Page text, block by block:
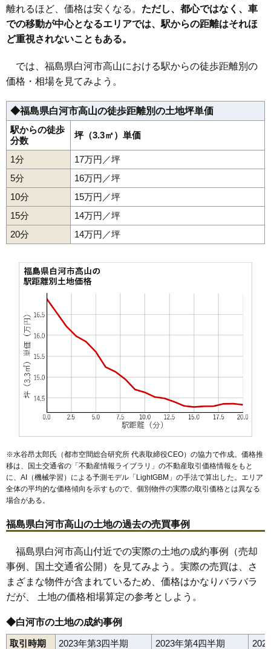
30 みさか 10万円 749万円 11.2%
31 道場小路 10万円 714万円 1.5%
32 昭和町 10万円
34 寺小路
36 番士小路 10万円 601万円
37 南真舟
38
39 天神町
40 文珠山
41 北中川原
42 古高山
43 細工町
45 三本松山
46 四ツ谷
48 西三坂
49 明戸
50 田町 8.4万円 395万円 -10.0%
51 8.0万円
52 8.0万円
550万円
7.8万円
追廻 7.5万円 495万円 2.0%
57 東大沼 7.5万円 972万円 -0.3%
58
60 西三坂山 7.0万円 765万円 8.4%
61 三本松 6.7万円 606万円 -0.6%
62 影鬼越 6.7万円 541万円 -0.1%
63 薄葉 6.6万円 472万円 -4.7%
64 鬼越 6.4万円 550万円
65 五番町川原 6.4万円
66 西大沼 6.3万円 1,257万円 4.1%
離れるほど、価格は安くなる。 ただし、都心ではなく、車
での移動が中心となるエリアでは、駅からの距離はそれほ
ど重視されないこともある。
では、福島県白河市高山における駅からの徒歩距離別の
価格・相場を見てみよう。
◆福島県白河市高山の徒歩距離別の土地坪単価
駅からの徒歩
分数
坪（3.3㎡）単価
1分
17万円／坪
5分
16万円／坪
10分
15万円／坪
15分
14万円／坪
20分
14万円／坪
※水谷昂太郎氏（都市空間総合研究所 代表取締役CEO）の協力で作成。価格推
移は、国土交通省の「不動産情報ライブラリ 」の不動産取引価格情報をもと
に、AI（機械学習）による予測モデル「LightGBM」の手法で算出した。エリア
全体の平均的な価格傾向を示すもので、個別物件の実際の取引価格とは異なる
場合がある。
福島県白河市高山の土地の過去の売買事例
福島県白河市高山付近での実際の土地の成約事例（売却
事例、国土交通省公開）を見てみよう。実際の売買は、さ
まざまな物件が含まれているため、価格はかなりバラバラ
だが、 土地の価格相場算定の参考としよう。
◆白河市の土地の成約事例
取引時期 2023年第3四半期 2023年第4四半期